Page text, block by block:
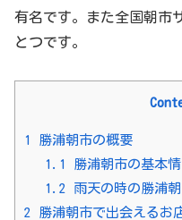
有名です。また全国朝市
とつです。
1
勝浦朝市の概要
1.1
勝浦朝市の基本
1.2
雨天の時の勝浦
2
勝浦朝市で出会えるお